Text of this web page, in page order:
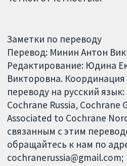
Заметки по переводу
Перевод: Минин Антон
Редактирование: Юдина
Викторовна.
переводу на русский
Cochrane Russia, Cochrane
Associated to Cochrane
связанным с этим
обращайтесь к нам по
cochranerussia@gmail.com;